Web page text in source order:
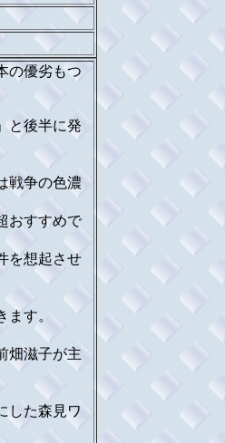
の優劣もつ
と後半に発
戦争の色濃
おすすめで
を想起させ
す。
畑滋子が主
した森見ワ